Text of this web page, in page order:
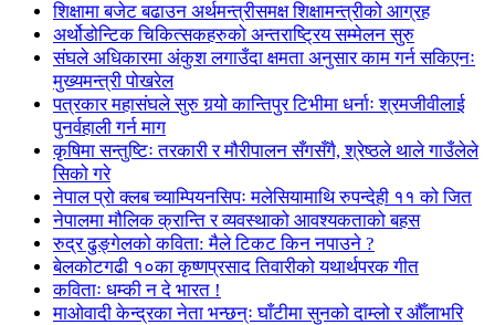
शिक्षामा बजेट बढाउन अर्थमन्त्रीसमक्ष शिक्षामन्त्रीको आग्रह
अर्थोडोन्टिक चिकित्सकहरुको अन्तराष्ट्रिय सम्मेलन सुरु
संघले अधिकारमा अंकुश लगाउँदा क्षमता अनुसार काम गर्न सकिएनः
मुख्यमन्त्री पोखरेल
पत्रकार महासंघले सुरु गर्‍यो कान्तिपुर टिभीमा धर्नाः श्रमजीवीलाई
पुनर्वहाली गर्न माग
कृषिमा सन्तुष्टिः तरकारी र मौरीपालन सँगसँगै, श्रेष्ठले थाले गाउँलेले
सिको गरे
नेपाल प्रो क्लब च्याम्पियनसिपः मलेसियामाथि रुपन्देही ११ को जित
नेपालमा मौलिक क्रान्ति र व्यवस्थाको आवश्यकताको बहस
रुद्र ढुङ्गेलको कविता: मैले टिकट किन नपाउने ?
बेलकोटगढी १०का कृष्णप्रसाद तिवारीको यथार्थपरक गीत
कविताः धम्की न दे भारत !
माओवादी केन्द्रका नेता भन्छन्ः घाँटीमा सुनको दाम्लो र औँलाभरि